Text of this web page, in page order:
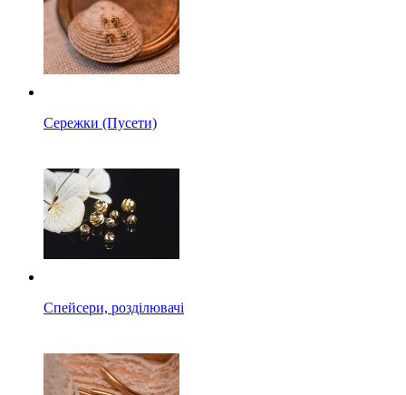
Сережки (Пусети)
Спейсери, розділювачі